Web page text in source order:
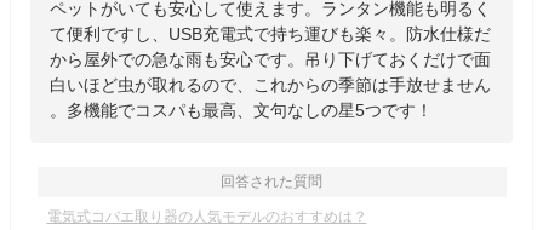
ペットがいても安心して使えます。ランタン機能も明るく
て便利ですし、USB充電式で持ち運びも楽々。防水仕様だ
から屋外での急な雨も安心です。吊り下げておくだけで面
白いほど虫が取れるので、これからの季節は手放せません
。多機能でコスパも最高、文句なしの星5つです！
回答された質問
電気式コバエ取り器の人気モデルのおすすめは？